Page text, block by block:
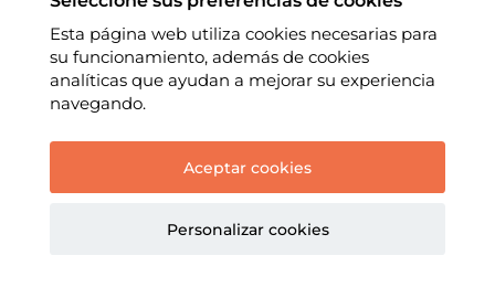
Esta página web utiliza cookies necesarias para
su funcionamiento, además de cookies
analíticas que ayudan a mejorar su experiencia
navegando.
Aceptar cookies
Personalizar cookies